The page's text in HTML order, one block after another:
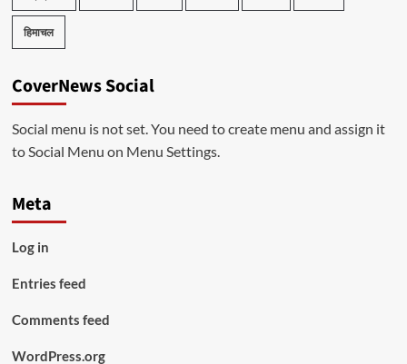
हिमाचल
CoverNews Social
Social menu is not set. You need to create menu and assign it
to Social Menu on Menu Settings.
Meta
Log in
Entries feed
Comments feed
WordPress.org